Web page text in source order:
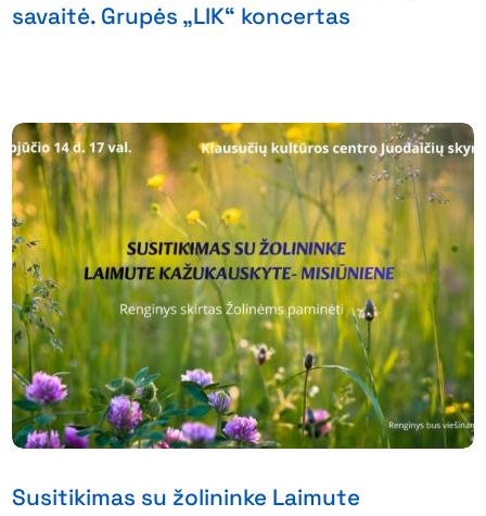
savaitė. Grupės „LIK“ koncertas
Susitikimas su žolininke Laimute